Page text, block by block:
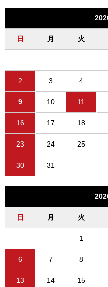
日 月 火
2 3 4
9 10 11
16 17 18
23 24 25
30 31
日 月 火
1
6 7 8
13 14 15